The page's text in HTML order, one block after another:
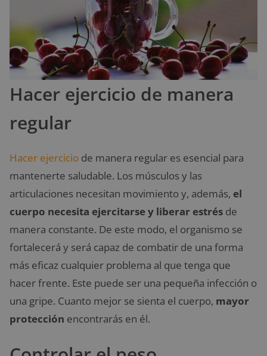
Hacer ejercicio de manera
regular
Hacer ejercicio de manera regular es esencial para
mantenerte saludable. Los músculos y las
articulaciones necesitan movimiento y, además, el
cuerpo necesita ejercitarse y liberar estrés de
manera constante. De este modo, el organismo se
fortalecerá y será capaz de combatir de una forma
más eficaz cualquier problema al que tenga que
hacer frente. Este puede ser una pequeña infección o
una gripe. Cuanto mejor se sienta el cuerpo, mayor
protección encontrarás en él.